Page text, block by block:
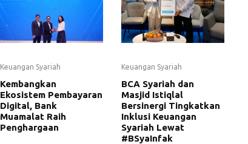
Keuangan Syariah
Kembangkan
Ekosistem Pembayaran
Digital, Bank
Muamalat Raih
Penghargaan
Keuangan Syariah
BCA Syariah dan
Masjid Istiqlal
Bersinergi Tingkatkan
Inklusi Keuangan
Syariah Lewat
#BSyaInfak